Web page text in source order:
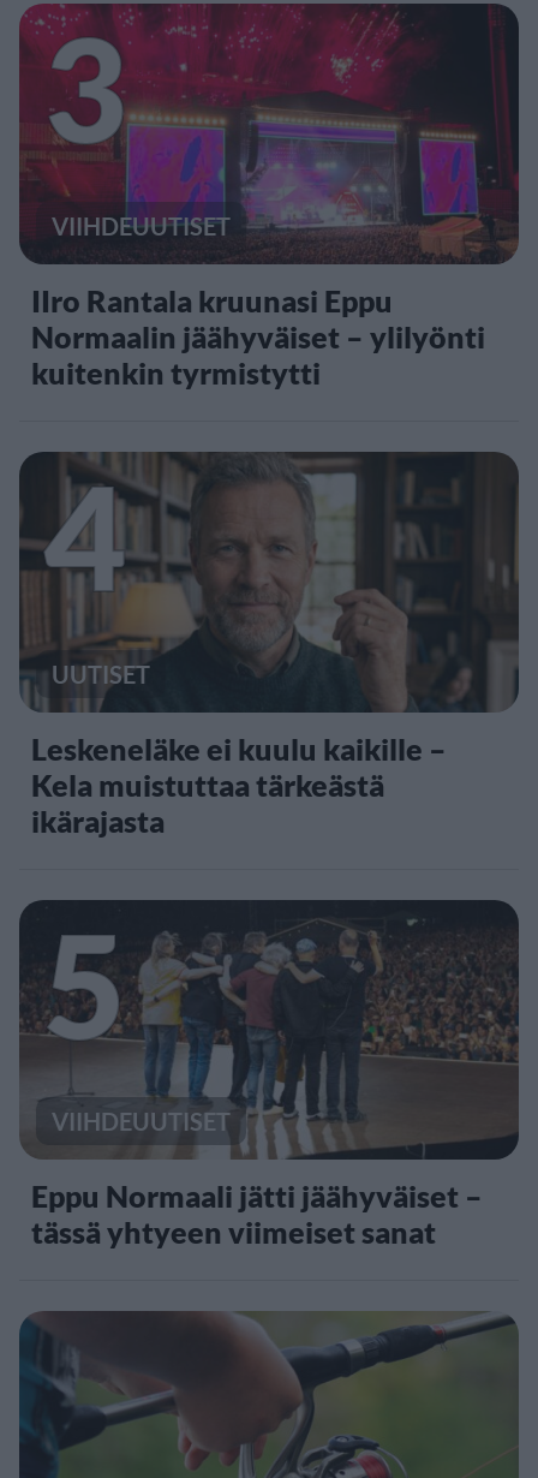
3
VIIHDEUUTISET
IIro Rantala kruunasi Eppu
Normaalin jäähyväiset – ylilyönti
kuitenkin tyrmistytti
4
UUTISET
Leskeneläke ei kuulu kaikille –
Kela muistuttaa tärkeästä
ikärajasta
5
VIIHDEUUTISET
Eppu Normaali jätti jäähyväiset –
tässä yhtyeen viimeiset sanat